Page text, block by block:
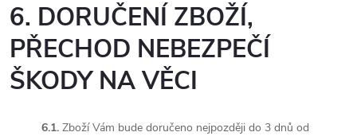
6. DORUČENÍ ZBOŽÍ,
PŘECHOD NEBEZPEČÍ
ŠKODY NA VĚCI
6.1. Zboží Vám bude doručeno nejpozději do 3 dnů od